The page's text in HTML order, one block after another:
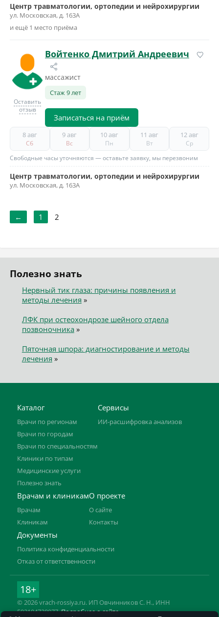
Центр травматологии, ортопедии и нейрохирургии
ул. Московская, д. 163А
и ещё 1 место приёма
Оставить
отзыв
Войтенко Дмитрий Андреевич
массажист
Стаж 9 лет
Записаться на приём
8 авг
Сб
9 авг
Вс
10 авг
Пн
11 авг
Вт
12 авг
Ср
Свободные часы уточняются — оставьте заявку, мы перезвоним
Центр травматологии, ортопедии и нейрохирургии
ул. Московская, д. 163А
← 1 2
Полезно знать
Нервный тик глаза: причины появления и
методы лечения »
ЛФК при остеохондрозе шейного отдела
позвоночника»
Пяточная шпора: диагностирование и методы
лечения »
Каталог
Врачи по регионам
Врачи по городам
Врачи по специальностям
Клиники по типам
Медицинские услуги
Полезно знать
Сервисы
ИИ-расшифровка анализов
Врачам и клиникам
Врачам
Клиникам
О проекте
О сайте
Контакты
Документы
Политика конфиденциальности
Отказ от ответственности
18+
© 2026 vrach-rossiya.ru. ИП Овчинников С. Н., ИНН
592104728977.Подробнее о сайте